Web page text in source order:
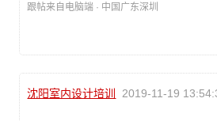
跟帖来自电脑端 · 中国广东深圳
沈阳室内设计培训 2019-11-19